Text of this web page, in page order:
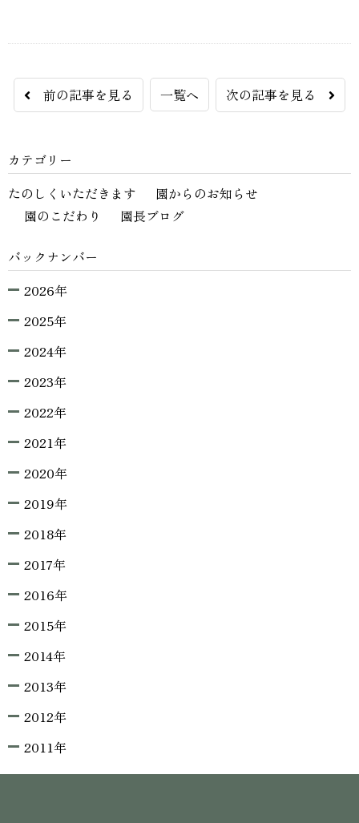
前の記事を見る 一覧へ 次の記事を見る
カテゴリー
たのしくいただきます
園からのお知らせ
園のこだわり
園長ブログ
バックナンバー
2026年
2025年
2024年
2023年
2022年
2021年
2020年
2019年
2018年
2017年
2016年
2015年
2014年
2013年
2012年
2011年